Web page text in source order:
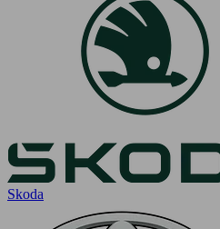
Skoda